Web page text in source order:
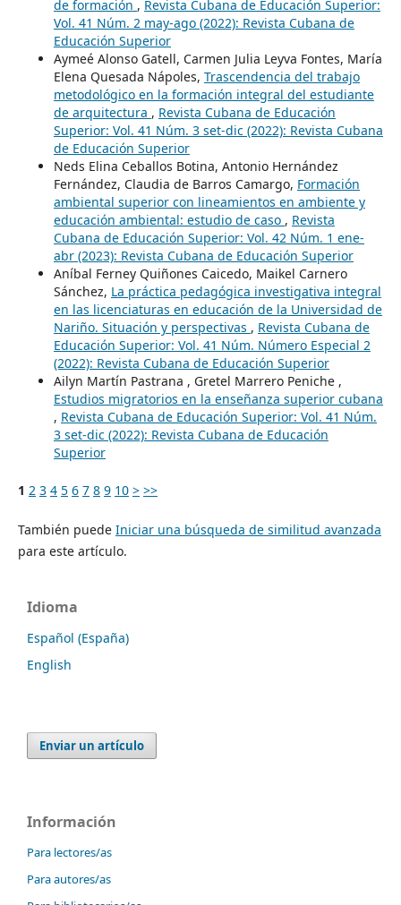
de formación , Revista Cubana de Educación Superior:
Vol. 41 Núm. 2 may-ago (2022): Revista Cubana de
Educación Superior
Aymeé Alonso Gatell, Carmen Julia Leyva Fontes, María
Elena Quesada Nápoles, Trascendencia del trabajo
metodológico en la formación integral del estudiante
de arquitectura , Revista Cubana de Educación
Superior: Vol. 41 Núm. 3 set-dic (2022): Revista Cubana
de Educación Superior
Neds Elina Ceballos Botina, Antonio Hernández
Fernández, Claudia de Barros Camargo, Formación
ambiental superior con lineamientos en ambiente y
educación ambiental: estudio de caso , Revista
Cubana de Educación Superior: Vol. 42 Núm. 1 ene-
abr (2023): Revista Cubana de Educación Superior
Aníbal Ferney Quiñones Caicedo, Maikel Carnero
Sánchez, La práctica pedagógica investigativa integral
en las licenciaturas en educación de la Universidad de
Nariño. Situación y perspectivas , Revista Cubana de
Educación Superior: Vol. 41 Núm. Número Especial 2
(2022): Revista Cubana de Educación Superior
Ailyn Martín Pastrana , Gretel Marrero Peniche ,
Estudios migratorios en la enseñanza superior cubana
, Revista Cubana de Educación Superior: Vol. 41 Núm.
3 set-dic (2022): Revista Cubana de Educación
Superior
1 2 3 4 5 6 7 8 9 10 > >>
También puede Iniciar una búsqueda de similitud avanzada
para este artículo.
Idioma
Español (España)
English
Enviar un artículo
Información
Para lectores/as
Para autores/as